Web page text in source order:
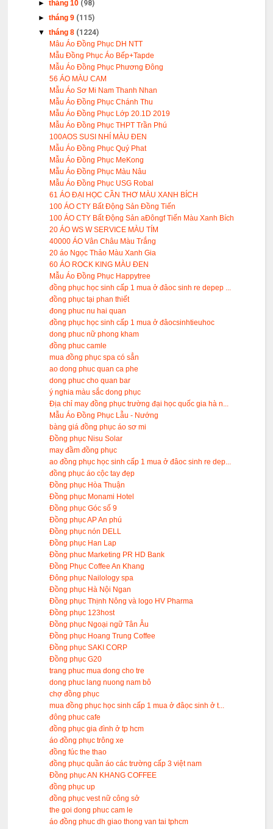
►tháng 10 (98)
►tháng 9 (115)
▼tháng 8 (1224)
Mâu Áo Đồng Phục DH NTT
Mẫu Đồng Phục Áo Bếp+Tapde
Mẫu Áo Đồng Phục Phương Đông
56 ÁO MÀU CAM
Mẫu Áo Sơ Mi Nam Thanh Nhan
Mẫu Áo Đồng Phục Chánh Thu
Mẫu Áo Đồng Phục Lớp 20.1D 2019
Mẫu Áo Đồng Phục THPT Trần Phú
100AOS SUSI NHÍ MÀU ĐEN
Mẫu Áo Đồng Phục Quý Phat
Mẫu Áo Đồng Phục MeKong
Mẫu Áo Đồng Phục Màu Nâu
Mẫu Áo Đồng Phục USG Robal
61 ÁO ĐẠI HỌC CẦN THƠ MÀU XANH BÍCH
100 ÁO CTY Bất Động Sản Đồng Tiến
100 ÁO CTY Bất Động Sản aĐôngf Tiến Màu Xanh Bích
20 ÁO WS W SERVICE MÀU TÍM
40000 ÁO Vân Châu Màu Trắng
20 áo Ngọc Thảo Màu Xanh Gia
60 ÁO ROCK KING MÀU ĐEN
Mẫu Áo Đồng Phục Happytree
đồng phục học sinh cấp 1 mua ở đâoc sinh re depep ...
đồng phục tại phan thiết
đong phuc nu hai quan
đồng phục học sinh cấp 1 mua ở đâocsinhtieuhoc
dong phuc nữ phong kham
đồng phuc camle
mua đồng phục spa có sẳn
ao dong phuc quan ca phe
dong phuc cho quan bar
ý nghia màu sắc dong phục
Địa chỉ may đồng phục trường đại học quốc gia hà n...
Mẫu Áo Đồng Phục Lẫu - Nướng
bàng giá đồng phục áo sơ mi
Đồng phục Nisu Solar
may đầm đồng phục
ao đồng phục học sinh cấp 1 mua ở đâoc sinh re dep...
đồng phục áo cộc tay đẹp
Đồng phục Hòa Thuận
Đồng phục Monami Hotel
Đồng phục Góc số 9
Đồng phục AP An phú
Đồng phục nón DELL
Đồng phục Han Lap
Đồng phuc Marketing PR HD Bank
Đồng Phục Coffee An Khang
Đông phục Nailology spa
Đồng phục Hà Nội Ngan
Đồng phục Thịnh Nông và logo HV Pharma
Đồng phục 123host
Đồng phục Ngoại ngữ Tân Âu
Đồng phục Hoang Trung Coffee
Đồng phục SAKI CORP
Đồng phục G20
trang phuc mua dong cho tre
dong phuc lang nuong nam bô
chợ đồng phục
mua đồng phục học sinh cấp 1 mua ở đâọc sinh ở t...
đông phuc cafe
đồng phục gia đình ở tp hcm
áo đồng phục trông xe
đồng fúc the thao
đồng phục quần áo các trường cấp 3 việt nam
Đồng phục AN KHANG COFFEE
đồng phục up
đồng phục vest nữ công sở
the goi dong phuc cam le
áo đồng phuc dh giao thong van tai tphcm